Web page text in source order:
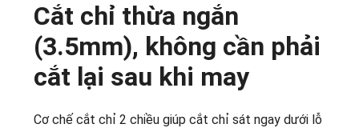
Cắt chỉ thừa ngắn
(3.5mm), không cần phải
cắt lại sau khi may
Cơ chế cắt chỉ 2 chiều giúp cắt chỉ sát ngay dưới lỗ